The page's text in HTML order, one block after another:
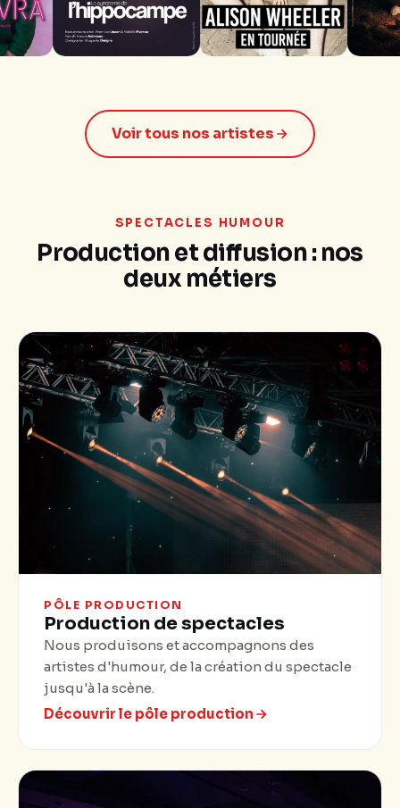
Voir tous nos artistes
SPECTACLES HUMOUR
Production et diffusion : nos
deux métiers
PÔLE PRODUCTION
Production de spectacles
Nous produisons et accompagnons des
artistes d'humour, de la création du spectacle
jusqu'à la scène.
Découvrir le pôle production